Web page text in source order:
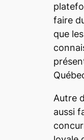
faire
que
Autre
aussi